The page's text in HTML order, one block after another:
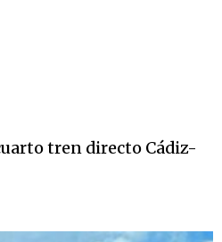
tren directo Cádiz-